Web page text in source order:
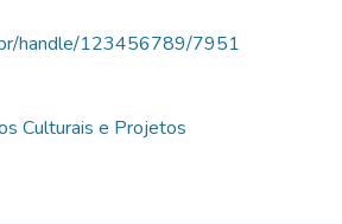
handle/123456789/7951
Culturais e Projetos